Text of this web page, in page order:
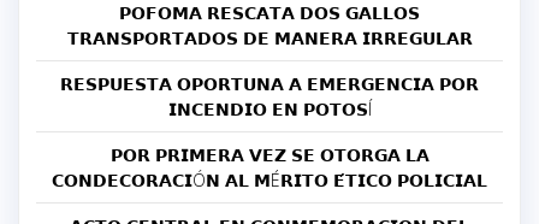
𝗣𝗢𝗙𝗢𝗠𝗔 𝗥𝗘𝗦𝗖𝗔𝗧𝗔 𝗗𝗢𝗦 𝗚𝗔𝗟𝗟𝗢𝗦
𝗧𝗥𝗔𝗡𝗦𝗣𝗢𝗥𝗧𝗔𝗗𝗢𝗦 𝗗𝗘 𝗠𝗔𝗡𝗘𝗥𝗔 𝗜𝗥𝗥𝗘𝗚𝗨𝗟𝗔𝗥
𝗥𝗘𝗦𝗣𝗨𝗘𝗦𝗧𝗔 𝗢𝗣𝗢𝗥𝗧𝗨𝗡𝗔 𝗔 𝗘𝗠𝗘𝗥𝗚𝗘𝗡𝗖𝗜𝗔 𝗣𝗢𝗥
𝗜𝗡𝗖𝗘𝗡𝗗𝗜𝗢 𝗘𝗡 𝗣𝗢𝗧𝗢𝗦Í
𝗣𝗢𝗥 𝗣𝗥𝗜𝗠𝗘𝗥𝗔 𝗩𝗘𝗭 𝗦𝗘 𝗢𝗧𝗢𝗥𝗚𝗔 𝗟𝗔
𝗖𝗢𝗡𝗗𝗘𝗖𝗢𝗥𝗔𝗖𝗜Ó𝗡 𝗔𝗟 𝗠É𝗥𝗜𝗧𝗢 𝗘́𝗧𝗜𝗖𝗢 𝗣𝗢𝗟𝗜𝗖𝗜𝗔𝗟